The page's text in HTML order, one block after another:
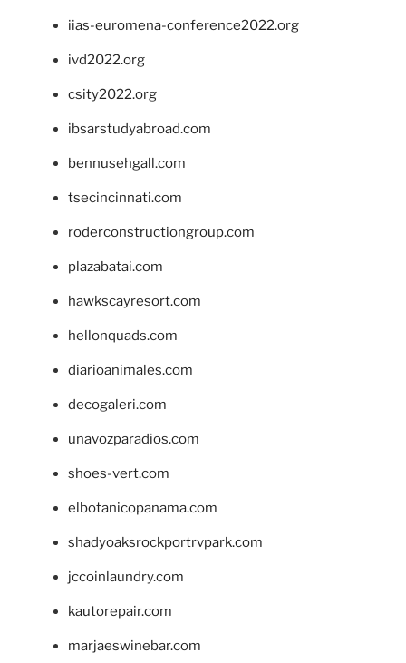
iias-euromena-conference2022.org
ivd2022.org
csity2022.org
ibsarstudyabroad.com
bennusehgall.com
tsecincinnati.com
roderconstructiongroup.com
plazabatai.com
hawkscayresort.com
hellonquads.com
diarioanimales.com
decogaleri.com
unavozparadios.com
shoes-vert.com
elbotanicopanama.com
shadyoaksrockportrvpark.com
jccoinlaundry.com
kautorepair.com
marjaeswinebar.com